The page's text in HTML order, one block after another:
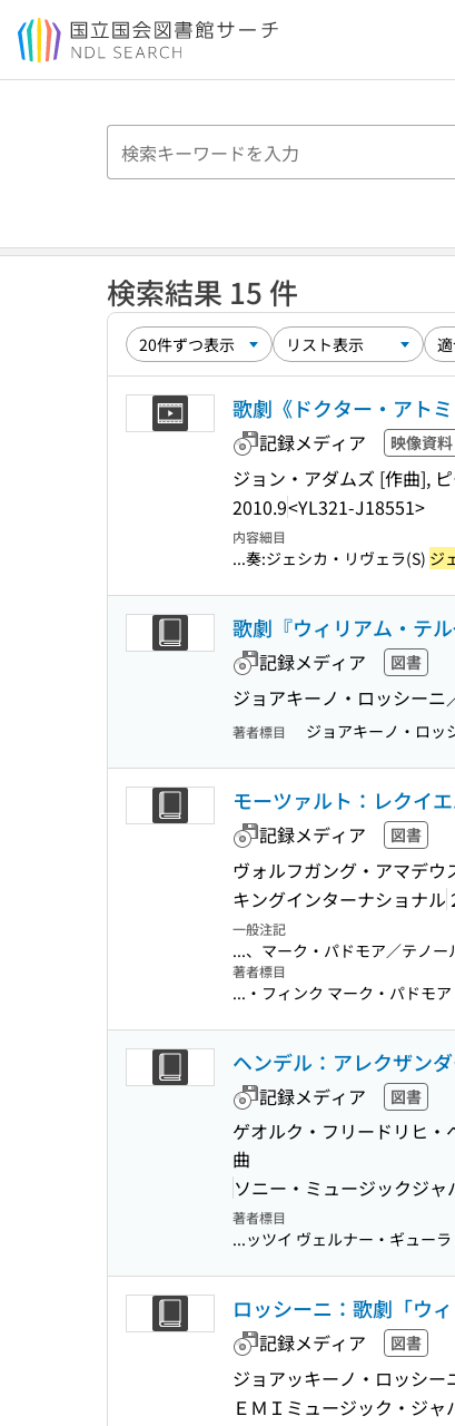
本文へ移動
検索結果 15 件
歌劇《ドクター・アト
記録メディア 映像資料
ジョン・アダムズ [作曲],
2010.9<YL321-J18551>
内容細目
...奏:ジェシカ・リヴェラ(S) ジ
歌劇『ウィリアム・テ
記録メディア 図書
ジョアキーノ・ロッシーニ
著者標目 ジョアキーノ・ロッ
モーツァルト：レクイ
記録メディア 図書
ヴォルフガング・アマデ
キングインターナショナル
一般注記
...、マーク・パドモア／テノー
著者標目
...・フィンク マーク・パドモア
ヘンデル：アレクザン
記録メディア 図書
ゲオルク・フリードリヒ
曲
ソニー・ミュージックジ
著者標目
...ッツイ ヴェルナー・ギューラ
ロッシーニ：歌劇「ウ
記録メディア 図書
ジョアッキーノ・ロッシ
ＥＭＩミュージック・ジャ